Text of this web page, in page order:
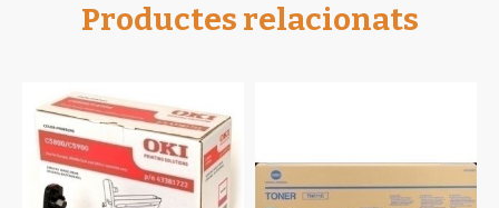
Productes relacionats